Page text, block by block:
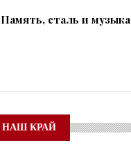
Память, сталь и музыка
НАШ КРАЙ